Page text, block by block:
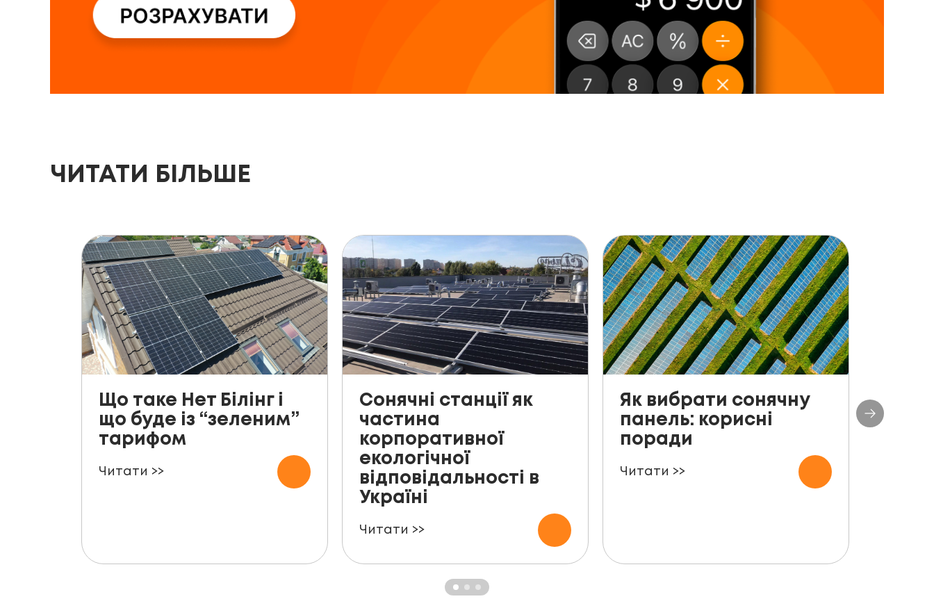
ЧИТАТИ БІЛЬШЕ
Що таке Нет Білінг і
що буде із “зеленим”
тарифом
Читати >>
Сонячні станції як
частина
корпоративної
екологічної
відповідальності в
Україні
Читати >>
Як вибрати сонячну
панель: корисні
поради
Читати >>
До